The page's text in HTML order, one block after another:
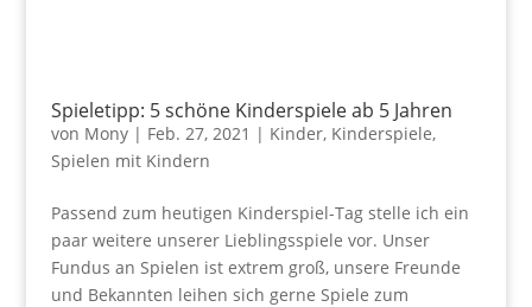
Spieletipp: 5 schöne Kinderspiele ab 5 Jahren
von Mony| Feb. 27, 2021 | Kinder, Kinderspiele,
Spielen mit Kindern
Passend zum heutigen Kinderspiel-Tag stelle ich ein
paar weitere unserer Lieblingsspiele vor. Unser
Fundus an Spielen ist extrem groß, unsere Freunde
und Bekannten leihen sich gerne Spiele zum